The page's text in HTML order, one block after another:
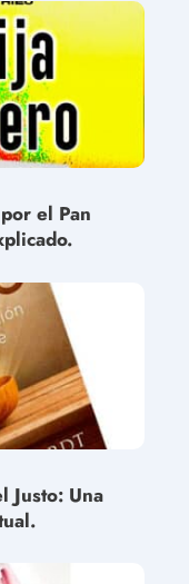
el Pan
Justo: Una